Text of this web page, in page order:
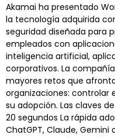
Akamai ha presentado
la tecnología adquirida
seguridad diseñada para
empleados con
inteligencia artificial,
corporativos. La
mayores retos que
organizaciones: controlar
su adopción. Las claves
20 segundos La rápida
ChatGPT, Claude,